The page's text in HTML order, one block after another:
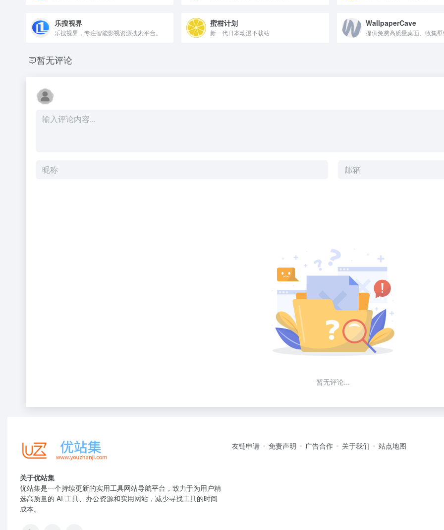
乐搜视界
乐搜视界，专注智能影视资源搜索平台。
蜜柑计划
新一代日本动漫下载站
WallpaperCave
提供免费高质量桌面、收集
暂无评论
暂无评论...
关于优站集
优站集是一个持续更新的实用工具网站导航平台，致力于为用户精
选高质量的 AI 工具、办公资源和实用网站，减少寻找工具的时间
成本。
友链申请 免责声明 广告合作 关于我们 站点地图